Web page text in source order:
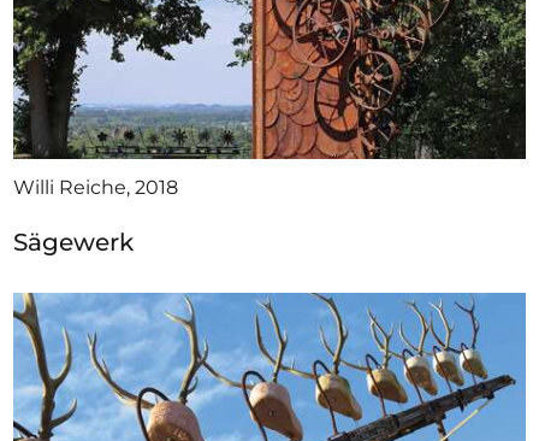
Willi Reiche, 2018
Sägewerk